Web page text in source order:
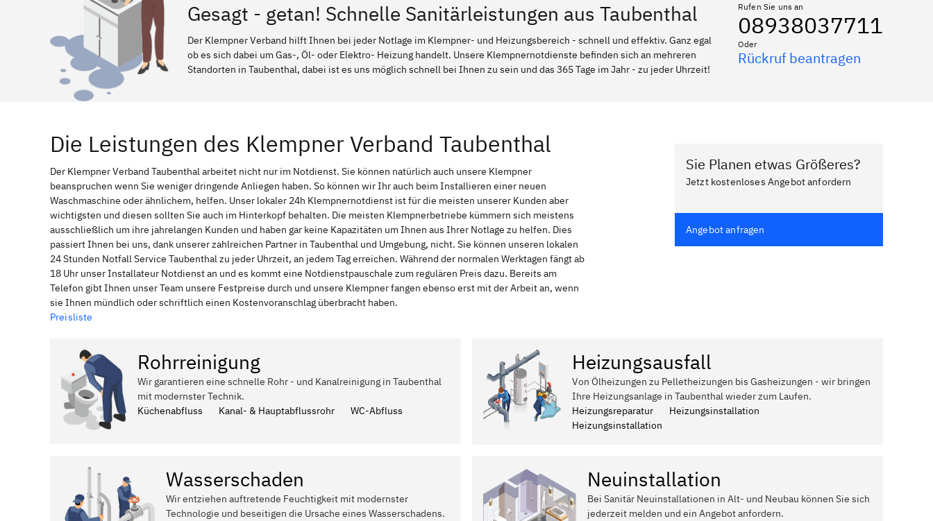
Gesagt - getan! Schnelle Sanitärleistungen aus Taubenthal
Der Klempner Verband hilft Ihnen bei jeder Notlage im Klempner- und Heizungsbereich - schnell und effektiv. Ganz egal
ob es sich dabei um Gas-, Öl- oder Elektro- Heizung handelt. Unsere Klempnernotdienste befinden sich an mehreren
Standorten in Taubenthal, dabei ist es uns möglich schnell bei Ihnen zu sein und das 365 Tage im Jahr - zu jeder Uhrzeit!
Rufen Sie uns an
08938037711
Oder
Rückruf beantragen
Die Leistungen des Klempner Verband Taubenthal
Der Klempner Verband Taubenthal arbeitet nicht nur im Notdienst. Sie können natürlich auch unsere Klempner
beanspruchen wenn Sie weniger dringende Anliegen haben. So können wir Ihr auch beim Installieren einer neuen
Waschmaschine oder ähnlichem, helfen. Unser lokaler 24h Klempnernotdienst ist für die meisten unserer Kunden aber
wichtigsten und diesen sollten Sie auch im Hinterkopf behalten. Die meisten Klempnerbetriebe kümmern sich meistens
ausschließlich um ihre jahrelangen Kunden und haben gar keine Kapazitäten um Ihnen aus Ihrer Notlage zu helfen. Dies
passiert Ihnen bei uns, dank unserer zahlreichen Partner in Taubenthal und Umgebung, nicht. Sie können unseren lokalen
24 Stunden Notfall Service Taubenthal zu jeder Uhrzeit, an jedem Tag erreichen. Während der normalen Werktagen fängt ab
18 Uhr unser Installateur Notdienst an und es kommt eine Notdienstpauschale zum regulären Preis dazu. Bereits am
Telefon gibt Ihnen unser Team unsere Festpreise durch und unsere Klempner fangen ebenso erst mit der Arbeit an, wenn
sie Ihnen mündlich oder schriftlich einen Kostenvoranschlag überbracht haben.
Preisliste
Sie Planen etwas Größeres?
Jetzt kostenloses Angebot anfordern
Angebot anfragen
Rohrreinigung
Wir garantieren eine schnelle Rohr - und Kanalreinigung in Taubenthal
mit modernster Technik.
Küchenabfluss
Kanal- & Hauptabflussrohr WC-Abfluss
Heizungsausfall
Von Ölheizungen zu Pelletheizungen bis Gasheizungen - wir bringen
Ihre Heizungsanlage in Taubenthal wieder zum Laufen.
Heizungsreparatur
Heizungsinstallation
Heizungsinstallation
Wasserschaden
Wir entziehen auftretende Feuchtigkeit mit modernster
Technologie und beseitigen die Ursache eines Wasserschadens.
Neuinstallation
Bei Sanitär Neuinstallationen in Alt- und Neubau können Sie sich
jederzeit melden und ein Angebot anfordern.